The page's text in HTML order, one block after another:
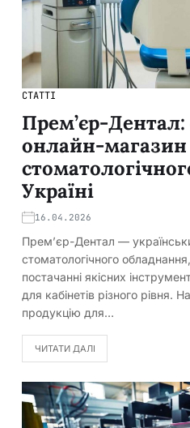
СТАТТІ
Прем’єр-Дентал:
онлайн-магазин
Україні
16.04.2026
Прем’єр-Дентал —
стоматологічного
постачанні якісних
для кабінетів різного рівня.
продукцію для…
ЧИТАТИ ДАЛІ